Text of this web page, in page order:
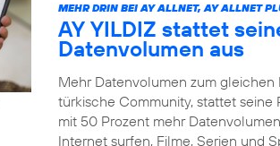
MEHR DRIN BEI AY ALLNET, AY ALLNET
AY YILDIZ stattet
Datenvolumen aus
Mehr Datenvolumen zum gleichen
türkische Community, stattet seine
mit 50 Prozent mehr
Internet surfen, Filme, Serien und